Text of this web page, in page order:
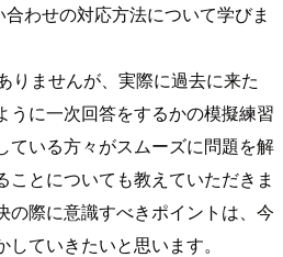
わせの対応方法について学びま
りませんが、実際に過去に来た
うに一次回答をするかの模擬練習
ている方々がスムーズに問題を解
とについても教えていただきま
の際に意識すべきポイントは、今
ていきたいと思います。